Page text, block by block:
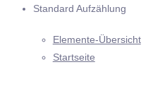
Standard Aufzählung
Elemente-Übersicht
Startseite